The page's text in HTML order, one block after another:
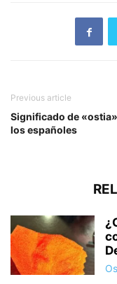
Previous article
Significado de
los españoles